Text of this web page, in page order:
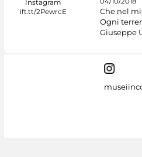
Che nel
Ogni
Giuseppe